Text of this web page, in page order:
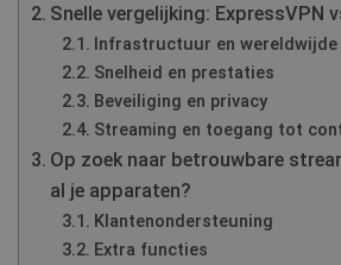
Snelle vergelijking: ExpressVPN
Infrastructuur en wereldwijde
Snelheid en prestaties
Beveiliging en privacy
Streaming en toegang tot
Op zoek naar betrouwbare
al je apparaten?
Klantenondersteuning
Extra functies